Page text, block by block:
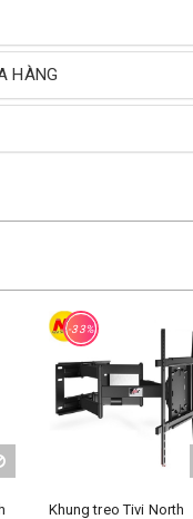
HÀNG
-33%
Khung treo Tivi North